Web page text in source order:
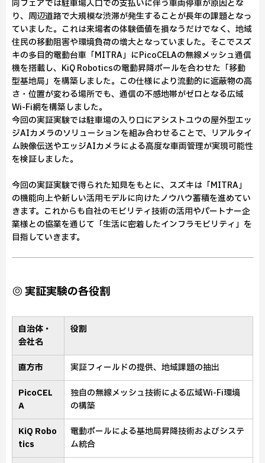
同フェアでは駐車場入口での支払いに伴う車両停車が原因とな
り、周辺道路で大規模な渋滞が発生することが長年の課題となっ
ていました。これは来場者の体験価値を損なうだけでなく、地域
住民の移動阻害や環境負荷の増大となっていました。そこでスズ
キの多目的電動台車「MITRA」にPicoCELAの無線メッシュ通信
機を搭載し、KiQ Roboticsの電動昇降ポールを合わせた「移動
型基地局」を構築しました。この仕様により流動的に遮蔽物の高
さ・位置が変わる場所でも、通信の不感地帯がゼロとなる広域
Wi-Fi網を構築しました。
今回の実証実験では駐車場の入り口にアシストユウの屋外型エッ
ジAIカメラのソリューションを組み合わせることで、リアルタイ
ム映像伝送やエッジAIカメラによる高度な車両管理が実現可能性
を検証しました。
今回の実証実験で得られた知見をもとに、スズキは「MITRA」
の機能向上や新しい活用モデルに向けたノウハウ蓄積を進めてい
きます。これからも自社のモビリティ技術の活用やパートナー企
業様との協業を通じて「生活に密着したインフラモビリティ」を
目指していきます。
◎ 実証実験の各役割
自治体・
会社名
役割
直方市 実証フィールドの提供、地域課題の抽出
PicoCEL
A
独自の無線メッシュ技術による広域Wi-Fi環境
の構築
KiQ Robo
tics
電動ポールによる基地局昇降技術およびシステ
ム統合